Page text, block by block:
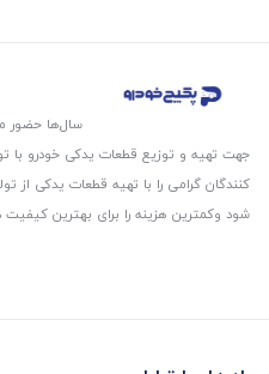
سال‌ها حضور
جهت تهیه و توزیع قطعات یدکی خودرو با
کنندگان گرامی را با تهیه قطعات یدکی از
شود و‌کمترین هزینه را برای بهترین